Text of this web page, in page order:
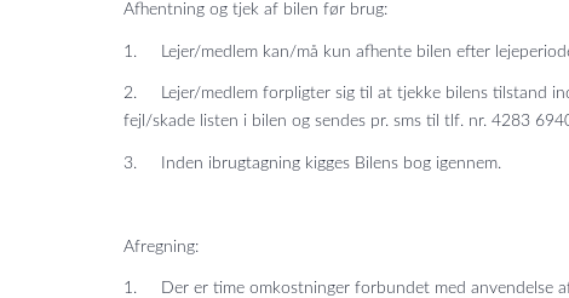
Afhentning og tjek af bilen før brug:
1. Lejer/medlem kan/må kun afhente bilen efter
2. Lejer/medlem forpligter sig til at tjekke bilens tilstand
fejl/skade listen i bilen og sendes pr. sms til tlf. nr. 4283
3. Inden ibrugtagning kigges Bilens bog igennem.
Afregning:
1. Der er time omkostninger forbundet med anvendelse